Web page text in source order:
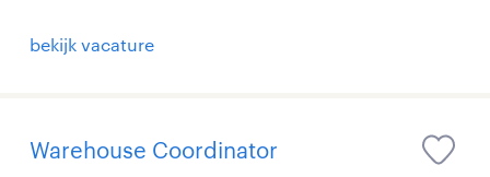
bekijk vacature
Warehouse Coordinator